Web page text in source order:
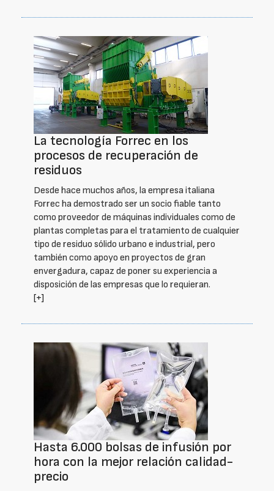
La tecnología Forrec en los
procesos de recuperación de
residuos
Desde hace muchos años, la empresa italiana
Forrec ha demostrado ser un socio fiable tanto
como proveedor de máquinas individuales como de
plantas completas para el tratamiento de cualquier
tipo de residuo sólido urbano e industrial, pero
también como apoyo en proyectos de gran
envergadura, capaz de poner su experiencia a
disposición de las empresas que lo requieran.
[+]
Hasta 6.000 bolsas de infusión por
hora con la mejor relación calidad-
precio